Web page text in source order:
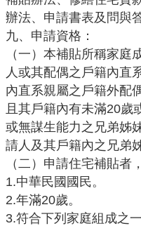
市
政
信
箱
E
n
g
l
s
h
辦法、申請書表及問與
九、申請資格：
（一）本補貼所稱家
人或其配偶之戶籍內直
內直系親屬之戶籍外配
且其戶籍內有未滿20歲
或無謀生能力之兄弟姊
請人及其戶籍內之兄弟
（二）申請住宅補貼者
1.中華民國國民。
2.年滿20歲。
3.符合下列家庭組成之